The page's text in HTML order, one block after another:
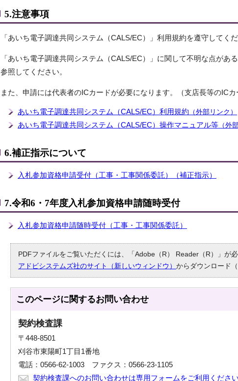
5.注意事項
「あいち電子調達共同システム（CALS/EC）」利用規約を遵守してくだ
「あいち電子調達共同システム（CALS/EC）」に関して不明な点があ
参照してください。
また、申請には代表者のICカードが必要になります。（支店長等のICカ
あいち電子調達共同システム（CALS/EC）利用規約 （外部リンク）
あいち電子調達共同システム（CALS/EC）操作マニュアル等 （外
6.補正指示について
入札参加資格申請受付（工事・工事関係委託）（補正指示）
7.令和6・7年度入札参加資格申請随時受付
入札参加資格申請随時受付（工事・工事関係委託）
PDFファイルをご覧いただくには、「Adobe（R） Reader（R）」が
アドビシステムズ社のサイト（新しいウィンドウ） からダウンロード
このページに関するお問い合わせ
契約検査課
〒448-8501
刈谷市東陽町1丁目1番地
電話：0566-62-1003 ファクス：0566-23-1105
契約検査課へのお問い合わせは専用フォームをご利用ください